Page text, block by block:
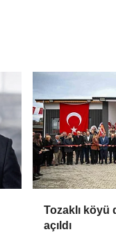
Tozaklı
açıldı